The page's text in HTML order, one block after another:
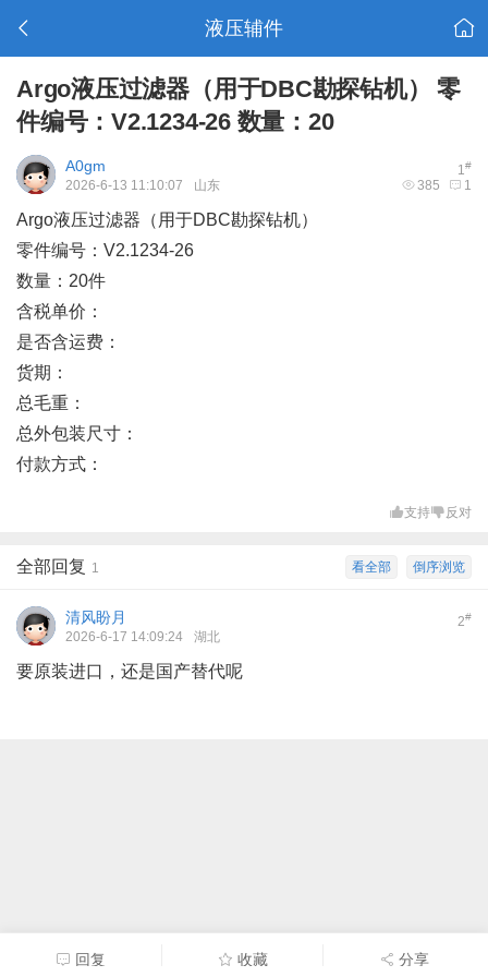
液压辅件
Argo液压过滤器（用于DBC勘探钻机） 零
件编号：V2.1234-26 数量：20
1#
A0gm
385 1
2026-6-13 11:10:07 山东
Argo液压过滤器（用于DBC勘探钻机）
零件编号：V2.1234-26
数量：20件
含税单价：
是否含运费：
货期：
总毛重：
总外包装尺寸：
付款方式：
支持 反对
倒序浏览
看全部
全部回复 1
2#
清风盼月
2026-6-17 14:09:24 湖北
要原装进口，还是国产替代呢
回复 收藏 分享